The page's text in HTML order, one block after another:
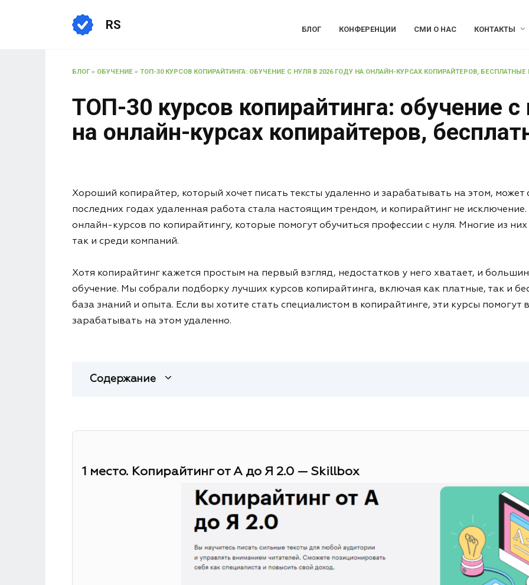
RS БЛОГ КОНФЕРЕНЦИИ СМИ О НАС КОНТАКТЫ
БЛОГ» ОБУЧЕНИЕ » ТОП-30 КУРСОВ КОПИРАЙТИНГА: ОБУЧЕНИЕ С НУЛЯ В 2026 ГОДУ НА ОНЛАЙН-КУРСАХ КОПИРАЙТЕРОВ,
ТОП-30 курсов копирайтинга: обучение с
на онлайн-курсах копирайтеров,
Хороший копирайтер, который хочет писать тексты удаленно и зарабатывать на этом,
последних годах удаленная работа стала настоящим трендом, и копирайтинг не
онлайн-курсов по копирайтингу, которые помогут обучиться профессии с нуля. Многие из
так и среди компаний.
Хотя копирайтинг кажется простым на первый взгляд, недостатков у него хватает, и
обучение. Мы собрали подборку лучших курсов копирайтинга, включая как платные, так и
база знаний и опыта. Если вы хотите стать специалистом в копирайтинге, эти курсы помогут
зарабатывать на этом удаленно.
Содержание
1 место. Копирайтинг от А до Я 2.0 — Skillbox